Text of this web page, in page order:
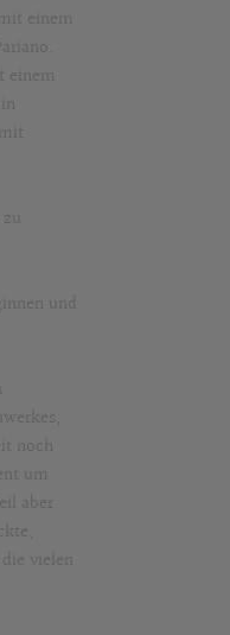
einem
einem
und
noch
um
aber
vielen